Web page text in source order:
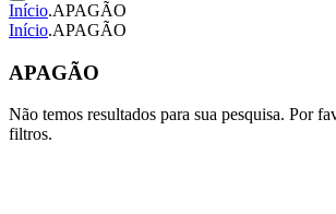
Início.APAGÃO
Início.APAGÃO
APAGÃO
Não temos resultados para sua pesquisa. Por
filtros.